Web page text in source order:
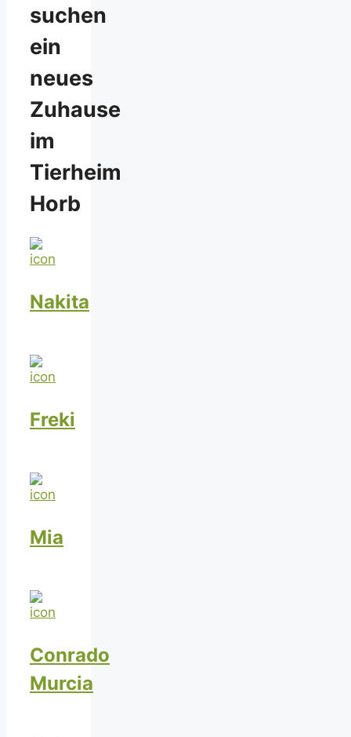
suchen
ein
neues
Zuhause
im
Tierheim
Horb
Nakita
Freki
Mia
Conrado
Murcia